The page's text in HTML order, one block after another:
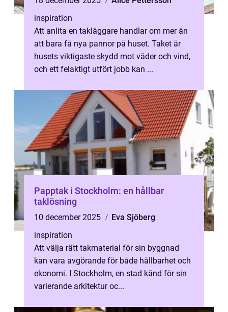
inspiration
Att anlita en takläggare handlar om mer än
att bara få nya pannor på huset. Taket är
husets viktigaste skydd mot väder och vind,
och ett felaktigt utfört jobb kan ...
Papptak i Stockholm: en hållbar
taklösning
10 december 2025
Eva Sjöberg
inspiration
Att välja rätt takmaterial för sin byggnad
kan vara avgörande för både hållbarhet och
ekonomi. I Stockholm, en stad känd för sin
varierande arkitektur oc...